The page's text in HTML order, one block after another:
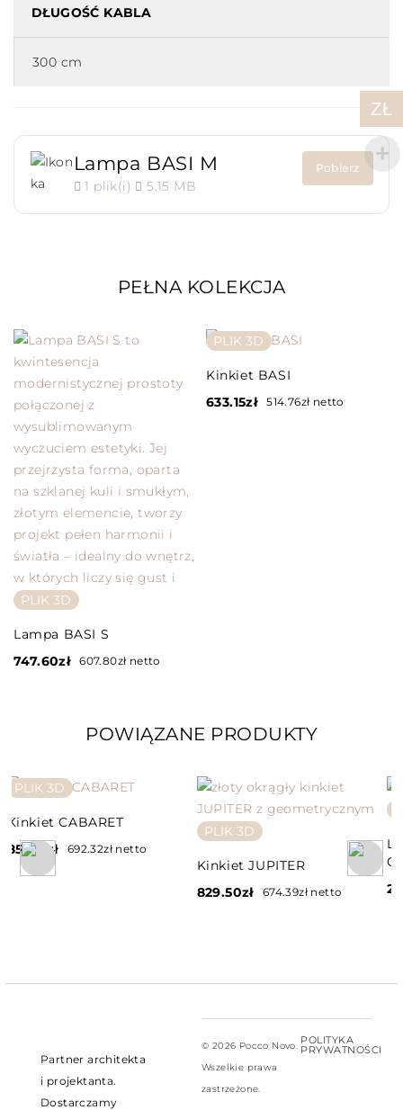
DŁUGOŚĆ KABLA
300 cm
Lampa BASI M
1 plik(i) 5.15 MB
Pobierz
PEŁNA KOLEKCJA
PLIK 3D
Lampa BASI S
747.60zł 607.80złnetto
PLIK 3D
Kinkiet BASI
633.15zł 514.76złnetto
POWIĄZANE PRODUKTY
PLIK 3D
Kinkiet CABARET
851.55
zł 692.32złnetto
PLIK 3D
Kinkiet JUPITER
829.50zł 674.39złnetto
Partner architekta
i projektanta.
Dostarczamy
© 2026 Pocco Novo.
Wszelkie prawa
zastrzeżone.
POLITYKA
PRYWATNOŚCI
ZŁ